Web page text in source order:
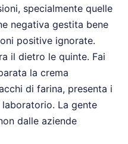
specialmente quelle
negativa gestita bene
positive ignorate.
il dietro le quinte. Fai
la crema
di farina, presenta i
La gente
dalle aziende